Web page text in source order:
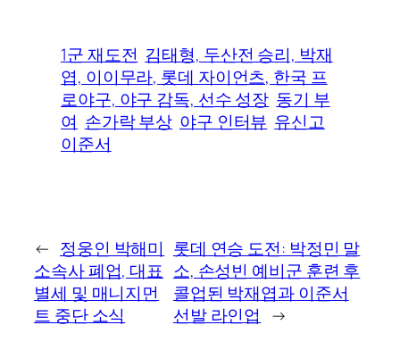
1군 재도전 김태형, 두산전 승리, 박재
엽, 이이무라, 롯데 자이언츠, 한국 프
로야구, 야구 감독, 선수 성장 동기 부
여 손가락 부상 야구 인터뷰 유신고
이준서
← 정웅인 박해미
소속사 폐업, 대표
별세 및 매니지먼
트 중단 소식
롯데 연승 도전: 박정민 말
소, 손성빈 예비군 훈련 후
콜업된 박재엽과 이준서
선발 라인업
→